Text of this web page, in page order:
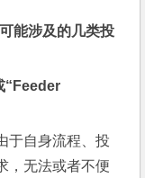
能涉及的几类投
“Feeder
于自身流程、投
，无法或者不便